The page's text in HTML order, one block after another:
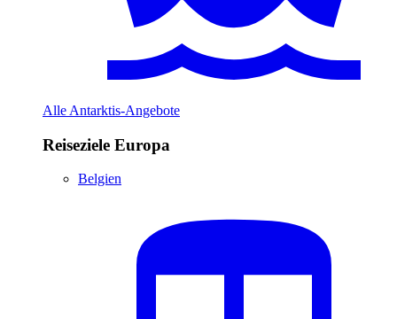
Alle Antarktis-Angebote
Reiseziele Europa
Belgien